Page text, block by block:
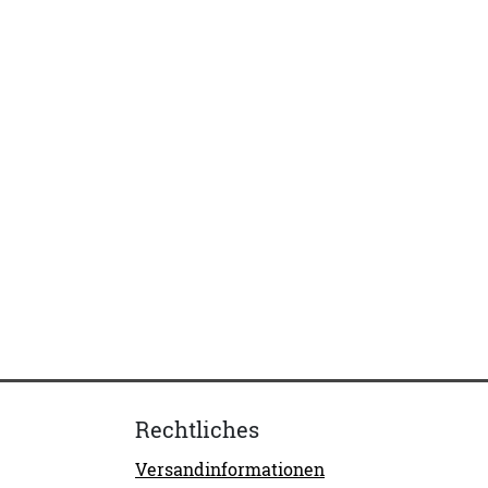
Rechtliches
Versandinformationen